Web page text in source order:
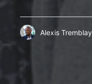
Alexis Tremblay